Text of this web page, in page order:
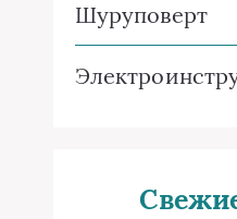
Шуруповерт